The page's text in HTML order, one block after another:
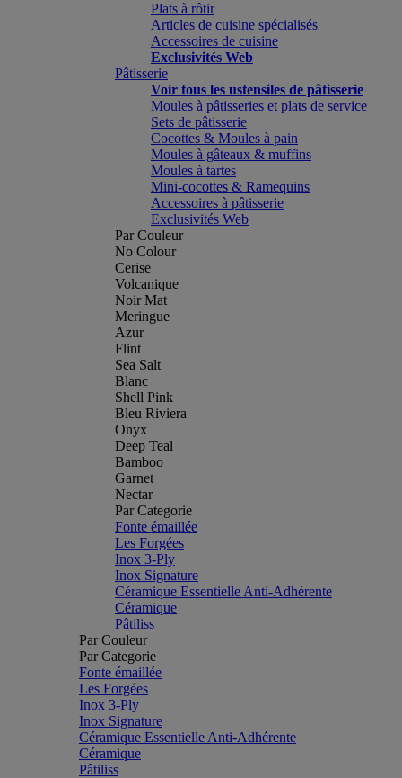
Plats à rôtir
Articles de cuisine spécialisés
Accessoires de cuisine
Exclusivités Web
Pâtisserie
Voir tous les ustensiles de pâtisserie
Moules à pâtisseries et plats de service
Sets de pâtisserie
Cocottes & Moules à pain
Moules à gâteaux & muffins
Moules à tartes
Mini-cocottes & Ramequins
Accessoires à pâtisserie
Exclusivités Web
Par Couleur
No Colour
Cerise
Volcanique
Noir Mat
Meringue
Azur
Flint
Sea Salt
Blanc
Shell Pink
Bleu Riviera
Onyx
Deep Teal
Bamboo
Garnet
Nectar
Par Categorie
Fonte émaillée
Les Forgées
Inox 3-Ply
Inox Signature
Céramique Essentielle Anti-Adhérente
Céramique
Pâtiliss
Par Couleur
Par Categorie
Fonte émaillée
Les Forgées
Inox 3-Ply
Inox Signature
Céramique Essentielle Anti-Adhérente
Céramique
Pâtiliss